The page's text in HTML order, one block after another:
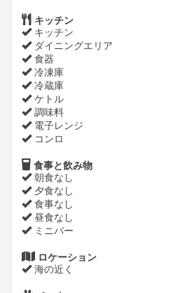
キッチン
キッチン
ダイニングエリア
食器
冷凍庫
冷蔵庫
ケトル
調味料
電子レンジ
コンロ
食事と飲み物
朝食なし
夕食なし
食事なし
昼食なし
ミニバー
ロケーション
海の近く